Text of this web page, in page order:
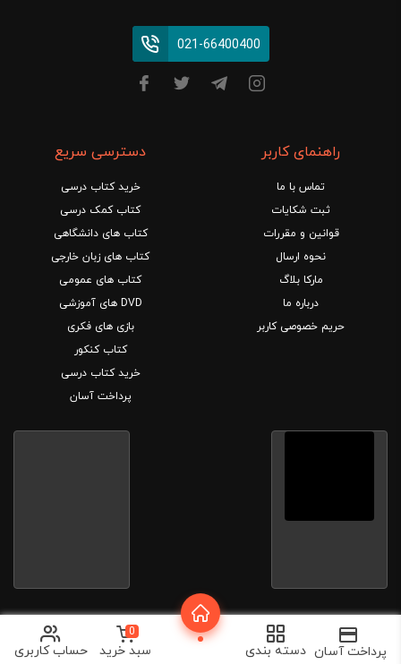
021-66400400
راهنمای کاربر
تماس با ما
ثبت شکایات
قوانین و مقررات
نحوه ارسال
مارکا بلاگ
درباره ما
حریم خصوصی کاربر
دسترسی سریع
خرید کتاب درسی
کتاب کمک درسی
کتاب های دانشگاهی
کتاب های زبان خارجی
کتاب های عمومی
DVD های آموزشی
بازی های فکری
کتاب کنکور
خرید کتاب درسی
پرداخت آسان
آژانس خلاقیت وبسیما
کلیه حقوق این سایت متعلق به بانک کتاب مارکا می باشد.پرداخت آسان دسته بندی
0
سبد خرید حساب کاربری